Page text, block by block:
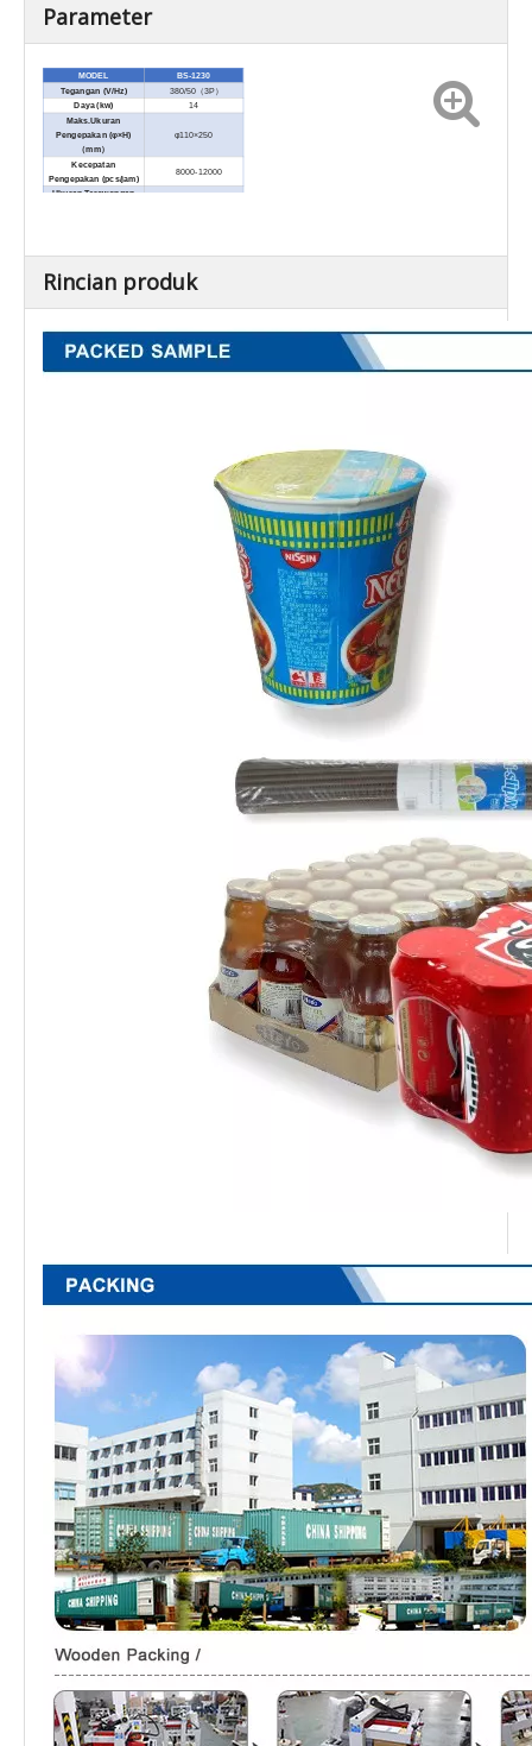
Parameter
MODEL BS-1230
Tegangan (V/Hz) 380/50 （3P）
Daya (kw) 14
Maks.Ukuran
Pengepakan (φ×H)
（mm）
φ110×250
Kecepatan
Pengepakan (pcs/jam)
8000-12000
Ukuran Terowongan
Rincian produk